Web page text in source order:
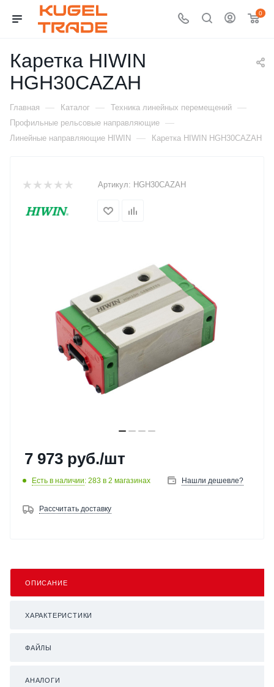
0
Каретка HIWIN
HGH30CAZAH
Главная — Каталог — Техника линейных перемещений —
Профильные рельсовые направляющие —
Линейные направляющие HIWIN — Каретка HIWIN HGH30CAZAH
Артикул: HGH30CAZAH
7 973 руб./шт
Есть в наличии: 283 в 2 магазинах Нашли дешевле?
Рассчитать доставку
ОПИСАНИЕ
ХАРАКТЕРИСТИКИ
ФАЙЛЫ
АНАЛОГИ